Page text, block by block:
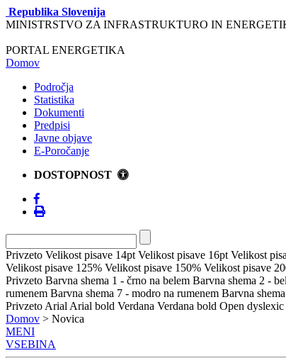
Republika Slovenija
MINISTRSTVO ZA INFRASTRUKTURO IN
PORTAL ENERGETIKA
Domov
Področja
Statistika
Dokumenti
Predpisi
Javne objave
E-Poročanje
DOSTOPNOST
Privzeto Velikost pisave 14pt Velikost pisave 16pt Velikost
Velikost pisave 125% Velikost pisave 150% Velikost pisave
Privzeto Barvna shema 1 - črno na belem Barvna shema 2 -
rumenem Barvna shema 7 - modro na rumenem Barvna
Privzeto Arial Arial bold Verdana Verdana bold Open dyslexic
Domov > Novica
MENI
VSEBINA